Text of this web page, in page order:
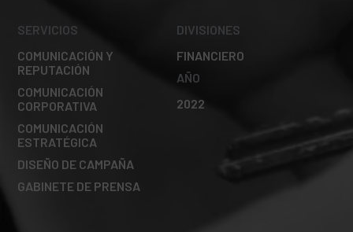
SERVICIOS
COMUNICACIÓN Y
REPUTACIÓN
COMUNICACIÓN
CORPORATIVA
COMUNICACIÓN
ESTRATÉGICA
DISEÑO DE CAMPAÑA
GABINETE DE PRENSA
DIVISIONES
FINANCIERO
AÑO
2022